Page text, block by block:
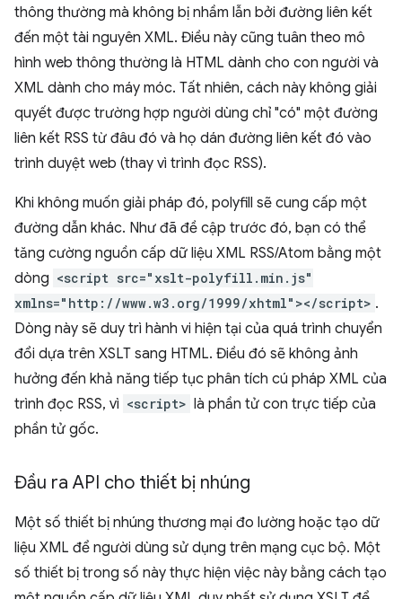
thông thường mà không bị nhầm lẫn bởi đường liên kết
đến một tài nguyên XML. Điều này cũng tuân theo mô
hình web thông thường là HTML dành cho con người và
XML dành cho máy móc. Tất nhiên, cách này không giải
quyết được trường hợp người dùng chỉ "có" một đường
liên kết RSS từ đâu đó và họ dán đường liên kết đó vào
trình duyệt web (thay vì trình đọc RSS).
Khi không muốn giải pháp đó, polyfill sẽ cung cấp một
đường dẫn khác. Như đã đề cập trước đó, bạn có thể
tăng cường nguồn cấp dữ liệu XML RSS/Atom bằng một
dòng <script src="xslt-polyfill.min.js"
xmlns="http://www.w3.org/1999/xhtml"></script> .
Dòng này sẽ duy trì hành vi hiện tại của quá trình chuyển
đổi dựa trên XSLT sang HTML. Điều đó sẽ không ảnh
hưởng đến khả năng tiếp tục phân tích cú pháp XML của
trình đọc RSS, vì <script> là phần tử con trực tiếp của
phần tử gốc.
Đầu ra API cho thiết bị nhúng
Một số thiết bị nhúng thương mại đo lường hoặc tạo dữ
liệu XML để người dùng sử dụng trên mạng cục bộ. Một
số thiết bị trong số này thực hiện việc này bằng cách tạo